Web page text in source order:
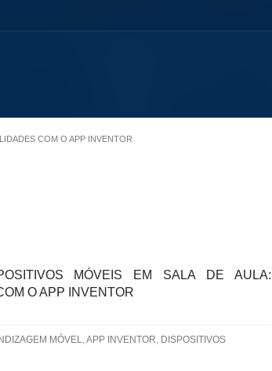
COM O APP INVENTOR
MÓVEIS EM SALA DE AULA:
O APP INVENTOR
MÓVEL, APP INVENTOR, DISPOSITIVOS